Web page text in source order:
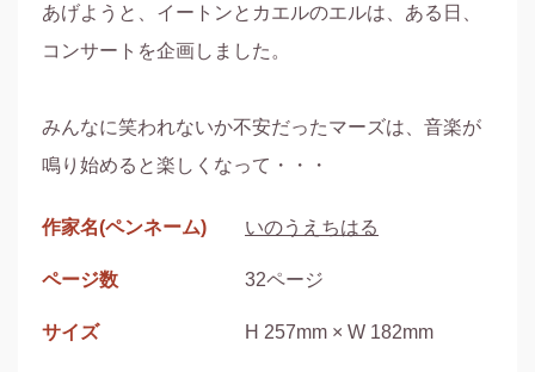
あげようと、イートンとカエルのエルは、ある日、
コンサートを企画しました。
みんなに笑われないか不安だったマーズは、音楽が
鳴り始めると楽しくなって・・・
作家名(ペンネーム) いのうえちはる
ページ数 32ページ
サイズ H 257mm × W 182mm